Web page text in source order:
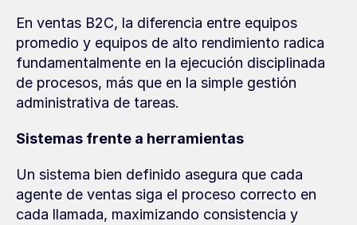
En ventas B2C, la diferencia entre equipos
promedio y equipos de alto rendimiento radica
fundamentalmente en la ejecución disciplinada
de procesos, más que en la simple gestión
administrativa de tareas.
Sistemas frente a herramientas
Un sistema bien definido asegura que cada
agente de ventas siga el proceso correcto en
cada llamada, maximizando consistencia y